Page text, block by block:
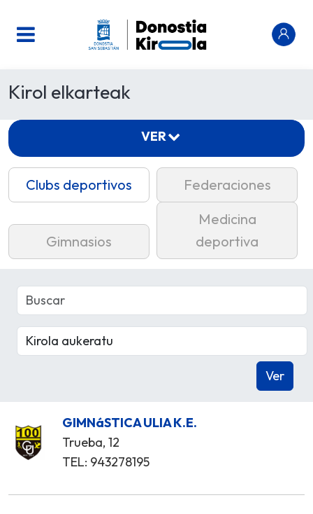
Kirol elkarteak
Clubs deportivos Federaciones
Gimnasios
Medicina
deportiva
GIMNáSTICA ULIA K.E.
Trueba, 12
TEL: 943278195
VER